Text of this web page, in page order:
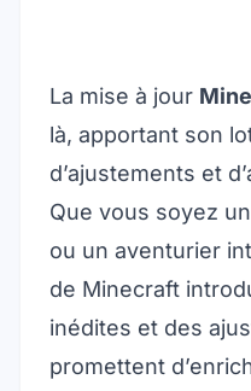
La mise à jour
là, apportant son
d’ajustements et
Que vous soyez
ou un aventurier
de Minecraft
inédites et des
promettent